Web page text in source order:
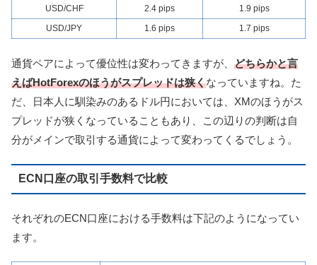
USD/CHF
2.4 pips
1.9 pips
USD/JPY
1.6 pips 1.7 pips
通貨ペアによって優位性は変わってきますが、 どちらかと言
えばHotForexのほうがスプレッドは狭くなっていますね。た
だ、日本人に馴染みのあるドル円においては、XMのほうがス
プレッドが狭くなっていることもあり、この辺りの判断は自
分がメインで取引する通貨によって変わってくるでしょう。
ECN口座の取引手数料で比較
それぞれのECN口座における手数料は下記のようになってい
ます。